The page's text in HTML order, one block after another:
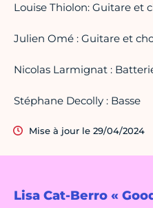
Lisa Cat-Berro «
Louise Thiolon: Guitare et
Julien Omé : Guitare et
Nicolas Larmignat :
Stéphane Decolly : Basse
Mise à jour le 29/04/2024